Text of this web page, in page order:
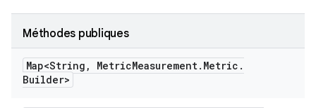
Méthodes publiques
Map<String , MetricMeasurement. Metric .
Builder>